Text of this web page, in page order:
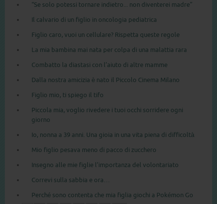
“Se solo potessi tornare indietro... non diventerei madre”
Il calvario di un figlio in oncologia pediatrica
Figlio caro, vuoi un cellulare? Rispetta queste regole
La mia bambina mai nata per colpa di una malattia rara
Combatto la diastasi con l’aiuto di altre mamme
Dalla nostra amicizia è nato il Piccolo Cinema Milano
Figlio mio, ti spiego il tifo
Piccola mia, voglio rivedere i tuoi occhi sorridere ogni
giorno
Io, nonna a 39 anni. Una gioia in una vita piena di difficoltà
Mio figlio pesava meno di pacco di zucchero
Insegno alle mie figlie l’importanza del volontariato
Correvi sulla sabbia e ora…
Perché sono contenta che mia figlia giochi a Pokémon Go